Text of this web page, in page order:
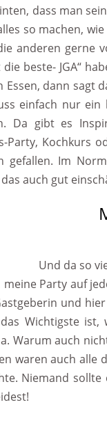
dass man
so machen,
anderen gerne
die beste- JGA“
Essen, dann sagt
einfach nur
Da gibt es
Party, Kochkurs
gefallen. Im
auch gut
Und da so
meine Party auf
und
Wichtigste
Warum auch
waren auch alle
Niemand